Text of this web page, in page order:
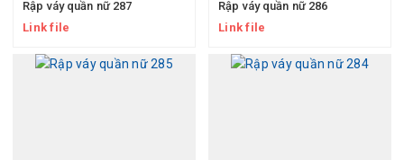
Rập váy quần nữ 287
Link file
Rập váy quần nữ 286
Link file